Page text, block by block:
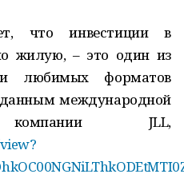
что инвестиции в
жилую, – это один из
любимых форматов
международной
компании JLL,